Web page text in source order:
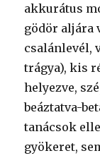
akkurátus
gödör aljára
csalánlevél,
trágya), kis
helyezve,
beáztatva-
tanácsok
gyökeret,